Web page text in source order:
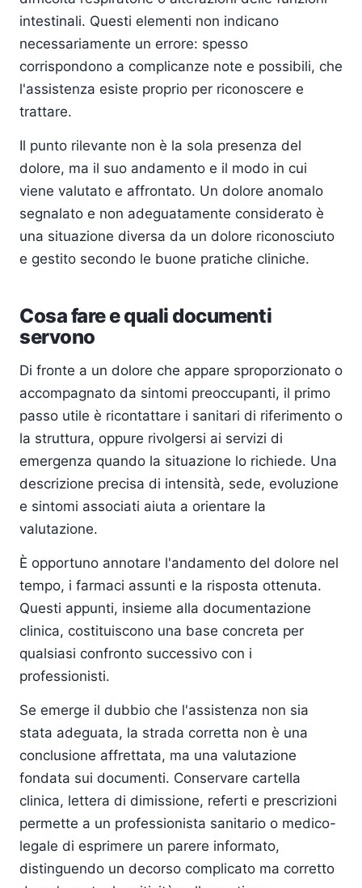
intestinali. Questi elementi non indicano
necessariamente un errore: spesso
corrispondono a complicanze note e possibili, che
l'assistenza esiste proprio per riconoscere e
trattare.
Il punto rilevante non è la sola presenza del
dolore, ma il suo andamento e il modo in cui
viene valutato e affrontato. Un dolore anomalo
segnalato e non adeguatamente considerato è
una situazione diversa da un dolore riconosciuto
e gestito secondo le buone pratiche cliniche.
Cosa fare e quali documenti
servono
Di fronte a un dolore che appare sproporzionato o
accompagnato da sintomi preoccupanti, il primo
passo utile è ricontattare i sanitari di riferimento o
la struttura, oppure rivolgersi ai servizi di
emergenza quando la situazione lo richiede. Una
descrizione precisa di intensità, sede, evoluzione
e sintomi associati aiuta a orientare la
valutazione.
È opportuno annotare l'andamento del dolore nel
tempo, i farmaci assunti e la risposta ottenuta.
Questi appunti, insieme alla documentazione
clinica, costituiscono una base concreta per
qualsiasi confronto successivo con i
professionisti.
Se emerge il dubbio che l'assistenza non sia
stata adeguata, la strada corretta non è una
conclusione affrettata, ma una valutazione
fondata sui documenti. Conservare cartella
clinica, lettera di dimissione, referti e prescrizioni
permette a un professionista sanitario o medico-
legale di esprimere un parere informato,
distinguendo un decorso complicato ma corretto